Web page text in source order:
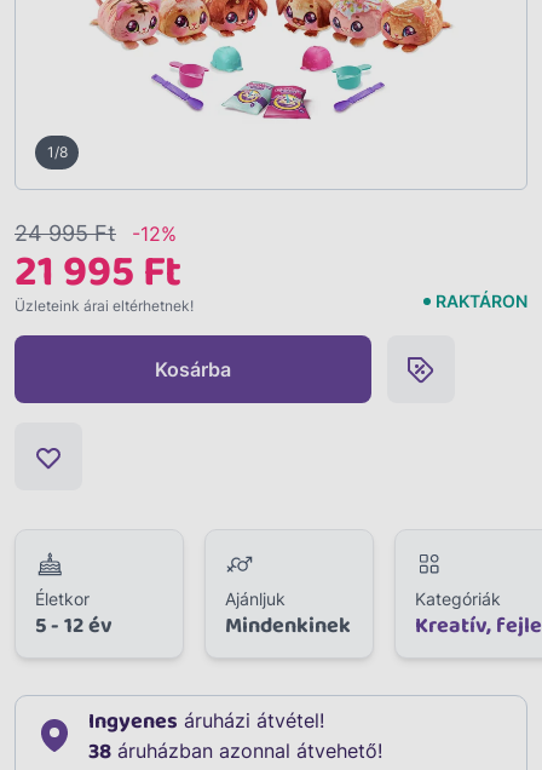
1/8
24 995 Ft -12%
21 995 Ft
Üzleteink árai eltérhetnek! RAKTÁRON
Kosárba
Életkor
5 - 12 év
Ajánljuk
Mindenkinek
Kategóriák
Kreatív,
Ingyenes áruházi átvétel!
38 áruházban azonnal átvehető!